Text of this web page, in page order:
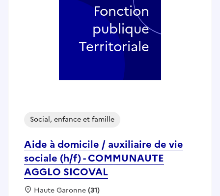
Aide à domicile / auxiliaire de vie
sociale (h/f) - COMMUNAUTE
AGGLO SICOVAL
Social, enfance et famille
Localisation :
Haute Garonne(31)
Fonction
publique
Territoriale